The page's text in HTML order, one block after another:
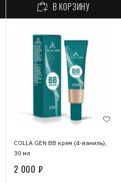
В КОРЗИНУ
COLLA GEN ВВ крем (4-ваниль),
30 мл
2 000 ₽